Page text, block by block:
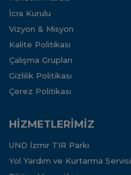
İcra Kurulu
Vizyon & Misyon
Kalite Politikası
Çalışma Grupları
Gizlilik Politikası
Çerez Politikası
HİZMETLERİMİZ
UND İzmir TIR Parkı
Yol Yardım ve Kurtarma Servisi